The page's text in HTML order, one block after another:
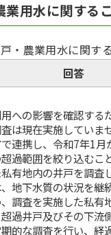
業用水に関する
・農業用水に関す
回答
への影響を確認する
は現在実施していま
連携し、令和7年1月
過範囲を絞り込むこ
有地内の井戸を調査
地下水質の状況を継
調査を実施した私有
過井戸及びその下流
的な調査を行い、経